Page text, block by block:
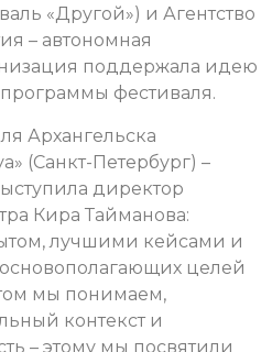
«Другой») и Агентство
– автономная
поддержала идею
фестиваля.
Архангельска
(Санкт-Петербург) –
директор
Кира Тайманова:
лучшими кейсами и
целей
мы понимаем,
контекст и
– этому мы посвятили